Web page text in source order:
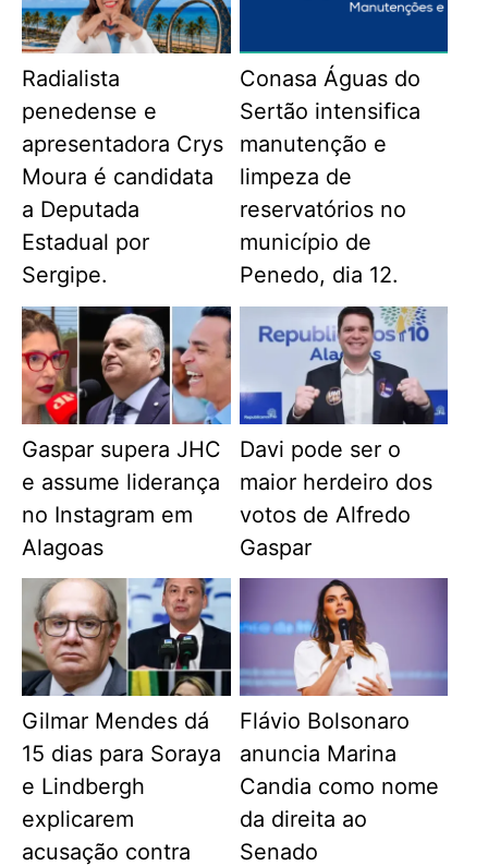
Radialista
penedense e
apresentadora Crys
Moura é candidata
a Deputada
Estadual por
Sergipe.
Conasa Águas do
Sertão intensifica
manutenção e
limpeza de
reservatórios no
município de
Penedo, dia 12.
Gaspar supera JHC
e assume liderança
no Instagram em
Alagoas
Davi pode ser o
maior herdeiro dos
votos de Alfredo
Gaspar
Gilmar Mendes dá
15 dias para Soraya
e Lindbergh
explicarem
acusação contra
Flávio Bolsonaro
anuncia Marina
Candia como nome
da direita ao
Senado